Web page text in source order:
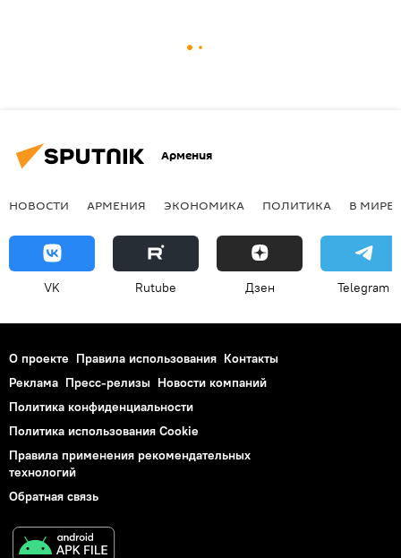
Армения
НОВОСТИ АРМЕНИЯ ЭКОНОМИКА ПОЛИТИКА В МИРЕ
VK Rutube Дзен Telegram
О проекте Правила использования Контакты
Реклама Пресс-релизы Новости компаний
Политика конфиденциальности
Политика использования Cookie
Правила применения рекомендательных
технологий
Обратная связь